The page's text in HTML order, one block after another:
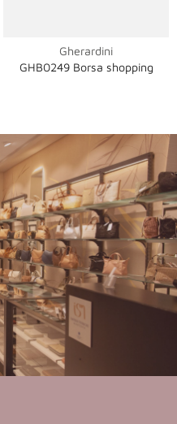
Gherardini
GHB0249 Borsa shopping